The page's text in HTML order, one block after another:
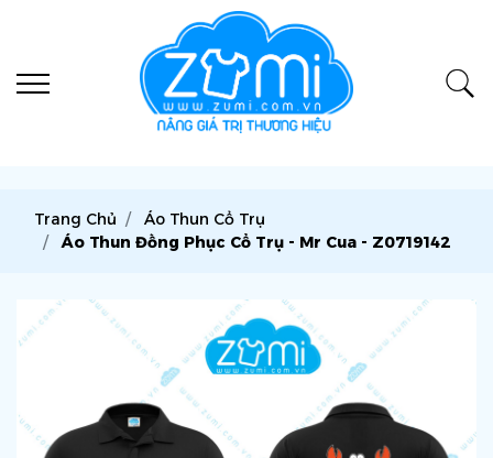
Trang Chủ
Áo Thun Cổ Trụ
Áo Thun Đồng Phục Cổ Trụ - Mr Cua - Z0719142